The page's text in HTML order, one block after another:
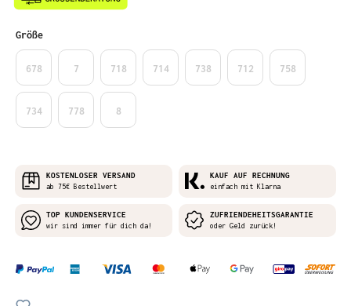
Größeauswählen
678 7 718 714 738 712 758
734 778 8
KOSTENLOSER VERSAND
ab 75€ Bestellwert
KAUF AUF RECHNUNG
einfach mit Klarna
TOP KUNDENSERVICE
wir sind immer für dich da!
ZUFRIENDEHEITSGARANTIE
oder Geld zurück!